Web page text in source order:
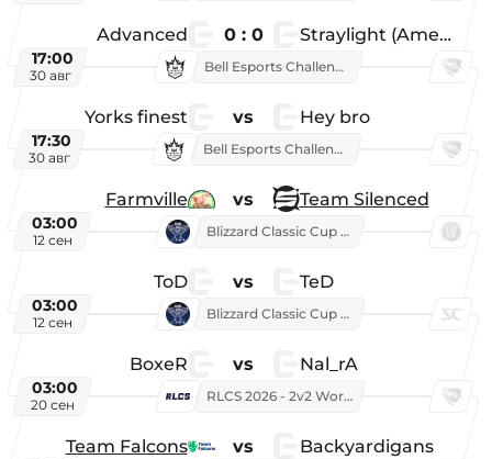
Advanced 0 : 0 Straylight (American team)
17:00
30 авг
Bell Esports Challenge 2026
Yorks finest vs Hey bro
17:30
30 авг
Bell Esports Challenge 2026
Farmville vs Team Silenced
03:00
12 сен
Blizzard Classic Cup 2026
ToD vs TeD
03:00
12 сен
Blizzard Classic Cup 2026
BoxeR vs Nal_rA
03:00
20 сен
RLCS 2026 - 2v2 World Championship
Team Falcons vs Backyardigans